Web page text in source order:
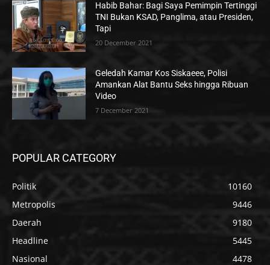
Habib Bahar: Bagi Saya Pemimpin Tertinggi
TNI Bukan KSAD, Panglima, atau Presiden,
Tapi
20 December 2021
Geledah Kamar Kos Siskaeee, Polisi
Amankan Alat Bantu Seks hingga Ribuan
Video
7 December 2021
POPULAR CATEGORY
Politik
10160
Metropolis
9446
Daerah
9180
Headline
5445
Nasional
4478